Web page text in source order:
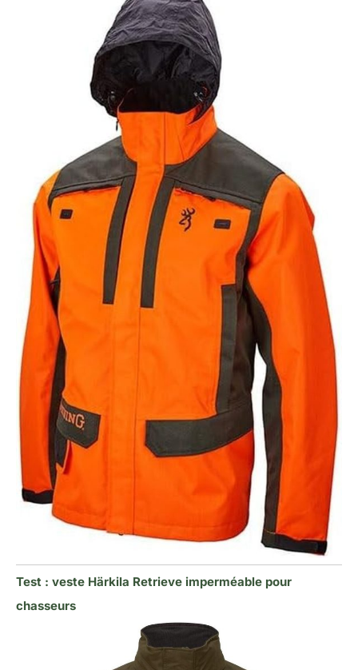
Test : veste Härkila Retrieve imperméable pour
chasseurs